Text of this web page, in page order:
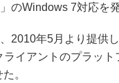
のWindows 7対応を発
2010年5月より提供
ライアントのプラッ
。